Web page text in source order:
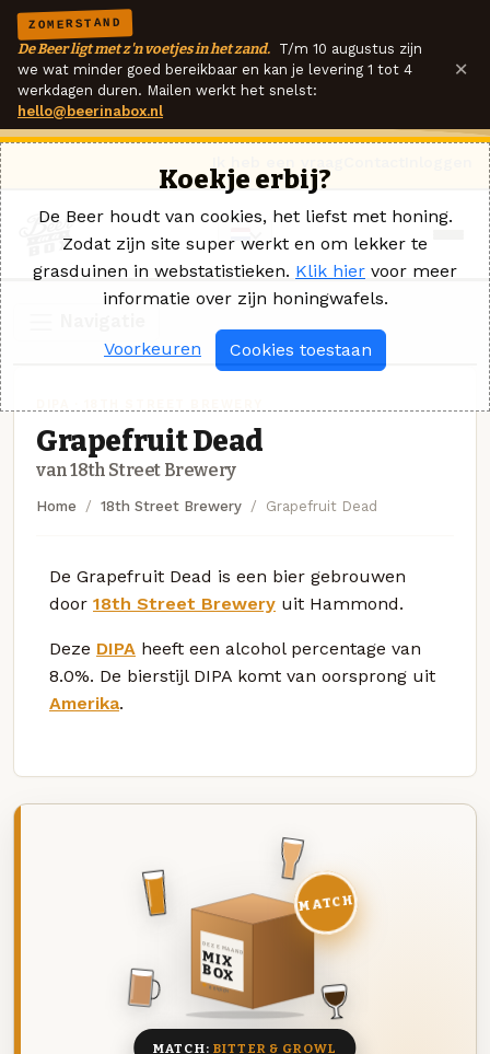
ZOMERSTAND
De Beer ligt met z'n voetjes in het zand. T/m 10 augustus zijn
we wat minder goed bereikbaar en kan je levering 1 tot 4
werkdagen duren. Mailen werkt het snelst:
hello@beerinabox.nl
×
Grapefruit Dead
van 18th Street Brewery
Home 18th Street Brewery Grapefruit Dead
De Grapefruit Dead is een bier gebrouwen
door 18th Street Brewery uit Hammond.
Deze DIPA heeft een alcohol percentage van
8.0%. De bierstijl DIPA komt van oorsprong uit
Amerika.
DEZE MAAND
MIX
BOX
8 BIEREN
MATCH
MATCH: BITTER & GROWL
Koekje erbij?
De Beer houdt van cookies, het liefst met honing.
Zodat zijn site super werkt en om lekker te
grasduinen in webstatistieken. Klik hier voor meer
informatie over zijn honingwafels.
Voorkeuren Cookies toestaan